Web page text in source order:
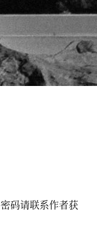
码请联系作者获